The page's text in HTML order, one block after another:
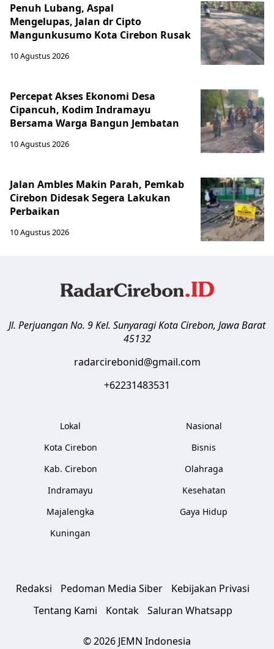
Penuh Lubang, Aspal
Mengelupas, Jalan dr Cipto
Mangunkusumo Kota Cirebon Rusak
10 Agustus 2026
Percepat Akses Ekonomi Desa
Cipancuh, Kodim Indramayu
Bersama Warga Bangun Jembatan
10 Agustus 2026
Jalan Ambles Makin Parah, Pemkab
Cirebon Didesak Segera Lakukan
Perbaikan
10 Agustus 2026
Jl. Perjuangan No. 9 Kel. SunyaragiKota Cirebon, Jawa Barat
45132
radarcirebonid@gmail.com
+62231483531
Lokal
Kota Cirebon
Kab. Cirebon
Indramayu
Majalengka
Kuningan
Nasional
Bisnis
Olahraga
Kesehatan
Gaya Hidup
Redaksi Pedoman Media Siber
Kebijakan Privasi
Tentang Kami
Kontak Saluran Whatsapp
© 2026 JEMN Indonesia